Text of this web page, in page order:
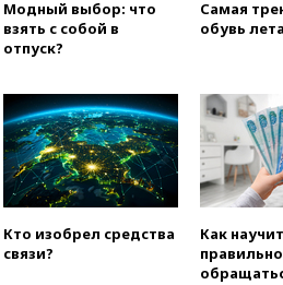
Модный выбор: что
взять с собой в
отпуск?
Самая
обувь
Кто изобрел средства
связи?
Как
правильно